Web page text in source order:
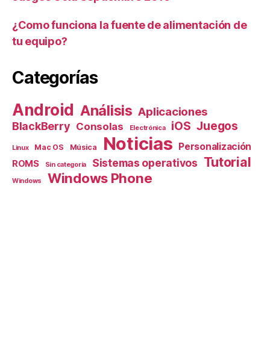
¿Como funciona la fuente de alimentación de
tu equipo?
Categorías
Android Análisis Aplicaciones
BlackBerry Consolas Electrónica iOS Juegos
Linux Mac OS Música Noticias Personalización
ROMS Sin categoría Sistemas operativos Tutorial
Windows Windows Phone